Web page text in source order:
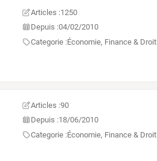
Articles :1250
Depuis :04/02/2010
Categorie :Économie, Finance & Droit
Articles :90
Depuis :18/06/2010
Categorie :Économie, Finance & Droit